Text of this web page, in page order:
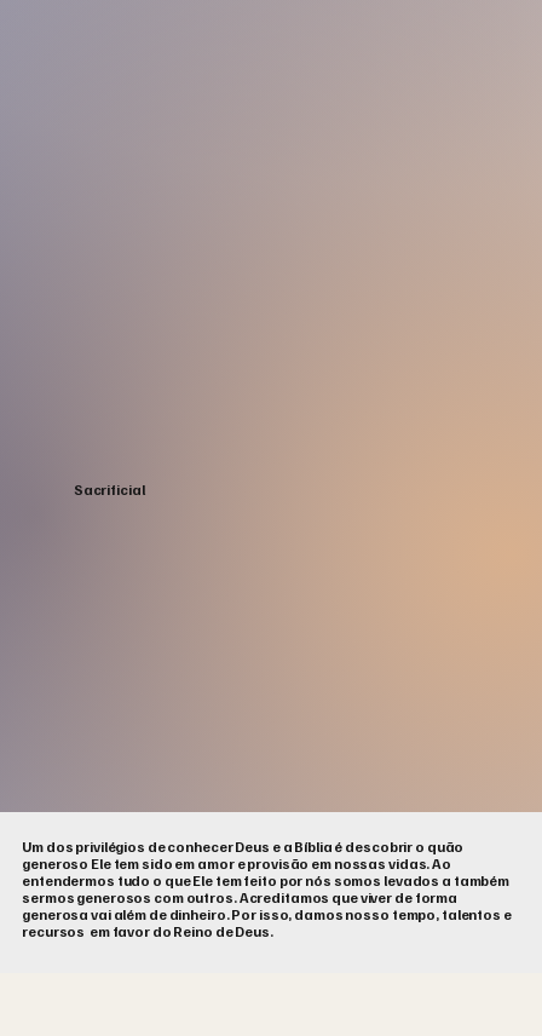
Um dos privilégios de conhecer Deus e a Bíblia é descobrir o quão
generoso Ele tem sido em amor e provisão em nossas vidas. Ao
entendermos tudo o que Ele tem feito por nós somos levados a também
sermos generosos com outros. Acreditamos que viver de forma
generosa vai além de dinheiro. Por isso, damos nosso tempo, talentos e
recursos em favor do Reino de Deus.
Sacrificial